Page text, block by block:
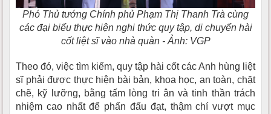
Phó Thủ tướng Chính phủ Phạm Thị Thanh Trà cùng
các đại biểu thực hiện nghi thức quy tập, di chuyển hài
cốt liệt sĩ vào nhà quàn - Ảnh: VGP
Theo đó, việc tìm kiếm, quy tập hài cốt các Anh hùng liệt
sĩ phải được thực hiện bài bản, khoa học, an toàn, chặt
chẽ, kỹ lưỡng, bằng tấm lòng tri ân và tinh thần trách
nhiệm cao nhất để phấn đấu đạt, thậm chí vượt mục